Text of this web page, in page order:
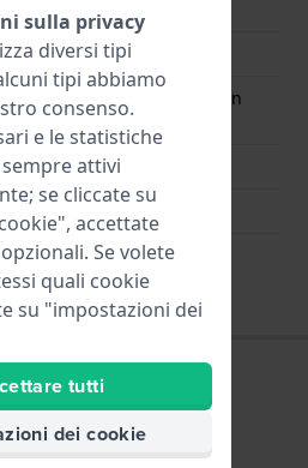
Argento
Chiusura deployante con
bottoni
Argento
No
sulla privacy
diversi tipi
tipi abbiamo
consenso.
e le statistiche
attivi
se cliccate su
accettate
Se volete
quali cookie
su "impostazioni dei
tutti
dei cookie